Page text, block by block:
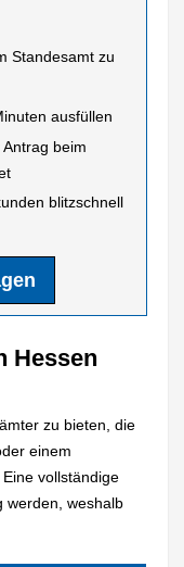
Standesamt zu
ausfüllen
beim
blitzschnell
Hessen
zu bieten, die
einem
Eine vollständige
werden, weshalb